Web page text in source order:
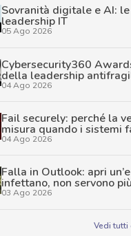
Sovranità digitale e AI:
leadership IT
05 Ago 2026
Cybersecurity360
della leadership
04 Ago 2026
Fail securely: perché la
misura quando i sistemi
04 Ago 2026
Falla in Outlook: apri
infettano, non servono
03 Ago 2026
Vedi